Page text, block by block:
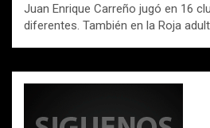
Juan Enrique Carreño jugó en 16
diferentes. También en la Roja